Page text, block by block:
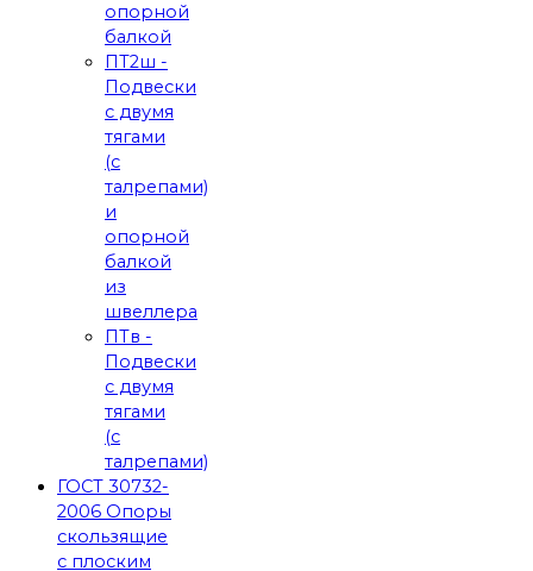
опорной
балкой
ПТ2ш -
Подвески
с двумя
тягами
(с
талрепами)
и
опорной
балкой
из
швеллера
ПТв -
Подвески
с двумя
тягами
(с
талрепами)
ГОСТ 30732-
2006 Опоры
скользящие
с плоским